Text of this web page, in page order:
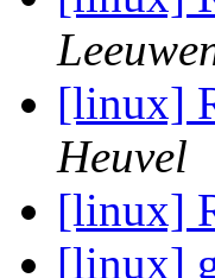
[linux]
Heuvel
[linux]
[linux]